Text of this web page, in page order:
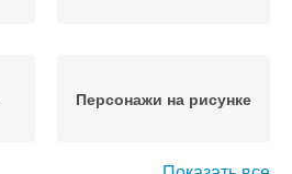
Персонажи на рисунке